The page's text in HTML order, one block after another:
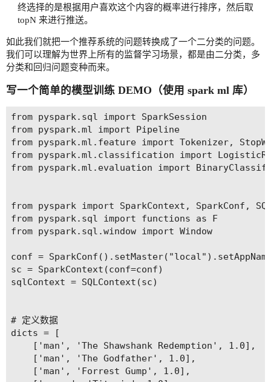
终选择的是根据用户喜欢这个内容的概率进行排序，然后取
topN 来进行推送。
如此我们就把一个推荐系统的问题转换成了一个二分类的问题。
我们可以理解为世界上所有的监督学习场景，都是由二分类，多
分类和回归问题变种而来。
写一个简单的模型训练 DEMO（使用 spark ml 库）
from pyspark.sql import SparkSession
from pyspark.ml import Pipeline
from pyspark.ml.feature import Tokenizer,
from pyspark.ml.classification import
from pyspark.ml.evaluation import
from pyspark import SparkContext, SparkConf,
from pyspark.sql import functions as F
from pyspark.sql.window import Window
conf =
sc = SparkContext(conf=conf)
sqlContext = SQLContext(sc)
# 定义数据
dicts = [
    ['man', 'The Shawshank Redemption', 1.0],
    ['man', 'The Godfather', 1.0],
    ['man', 'Forrest Gump', 1.0],